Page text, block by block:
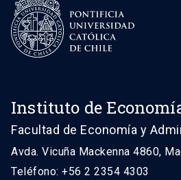
Instituto de
Facultad de Economía y
Avda. Vicuña Mackenna 4860,
Teléfono: +56 2 2354 4303